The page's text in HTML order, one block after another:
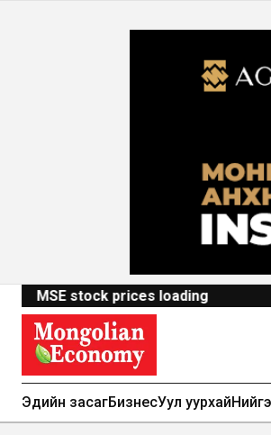
MSE stock prices loading
Эдийн засагБизнесУул уурхай